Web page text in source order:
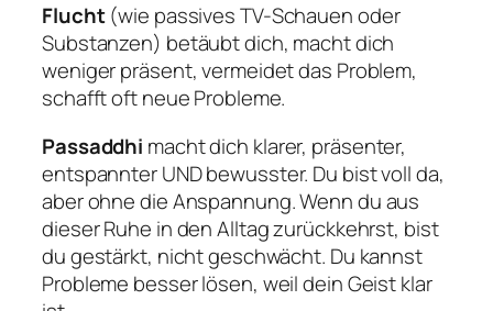
Flucht(wie passives TV-Schauen oder
Substanzen) betäubt dich, macht dich
weniger präsent, vermeidet das Problem,
schafft oft neue Probleme.
Passaddhi macht dich klarer, präsenter,
entspannter UND bewusster. Du bist voll da,
aber ohne die Anspannung. Wenn du aus
dieser Ruhe in den Alltag zurückkehrst, bist
du gestärkt, nicht geschwächt. Du kannst
Probleme besser lösen, weil dein Geist klar